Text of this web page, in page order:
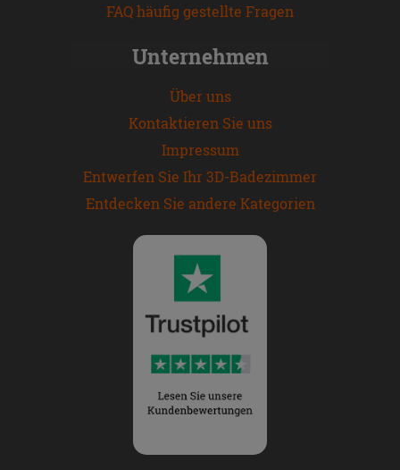
FAQ häufig gestellte Fragen
Unternehmen
Über uns
Kontaktieren Sie uns
Impressum
Entwerfen Sie Ihr 3D-Badezimmer
Entdecken Sie andere Kategorien